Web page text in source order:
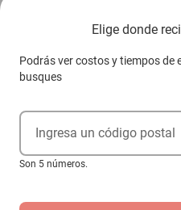
Elige donde
Podrás ver costos y tiempos de
busques
Ingresa un código postal
Son 5 números.
Ejerce tus derechos ARCO
Condiciones Venta Digital